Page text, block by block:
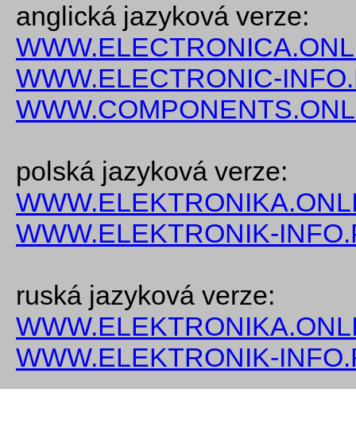
anglická jazyková verze:
WWW.ELECTRONIC-
polská jazyková verze:
WWW.ELEKTRONIK-
ruská jazyková verze:
WWW.ELEKTRONIK-